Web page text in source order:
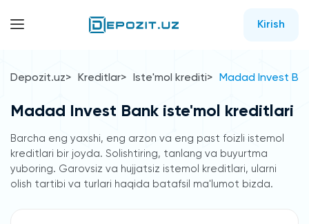
Kirish
Depozit.uz Kreditlar Iste'mol krediti Madad Invest
Madad Invest Bank iste'mol kreditlari
Barcha eng yaxshi, eng arzon va eng past foizli istemol
kreditlari bir joyda. Solishtiring, tanlang va buyurtma
yuboring. Garovsiz va hujjatsiz istemol kreditlari, ularni
olish tartibi va turlari haqida batafsil ma'lumot bizda.